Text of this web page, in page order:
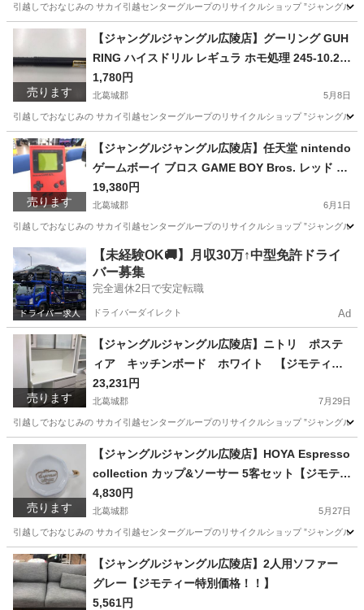
引越しでおなじみの サカイ引越センターグループのリサイクルショップ ”ジャングル
奈良 北葛城郡 フィギュア
売ります
【ジャングルジャングル広陵店】グーリング GUH
RING ハイスドリル レギュラ ホモ処理 245-10.2 1
0.2mm
1,780円
北葛城郡 5月8日
引越しでおなじみの サカイ引越センターグループのリサイクルショップ ”ジャングル
奈良 北葛城郡 その他 買取
売ります
【ジャングルジャングル広陵店】任天堂 nintendo
ゲームボーイ ブロス GAME BOY Bros. レッド D
MG-01【ジモティー特別価格！！】
19,380円
北葛城郡 6月1日
引越しでおなじみの サカイ引越センターグループのリサイクルショップ ”ジャングル
北葛城郡 ポータブルゲーム ジャングル
【未経験OK🚚】月収30万↑中型免許ドライ
バー募集
完全週休2日で安定転職
ドライバーダイレクト Ad
売ります
【ジャングルジャングル広陵店】ニトリ ポステ
ィア キッチンボード ホワイト 【ジモティー
特別価格！！】
23,231円
北葛城郡 7月29日
引越しでおなじみの サカイ引越センターグループのリサイクルショップ ”ジャングル
奈良 北葛城郡 収納家具 ジャングル
売ります
【ジャングルジャングル広陵店】HOYA Espresso
collection カップ&ソーサー 5客セット【ジモティ
ー特別価格！！】
4,830円
北葛城郡 5月27日
引越しでおなじみの サカイ引越センターグループのリサイクルショップ ”ジャングル
奈良 北葛城郡 食器
【ジャングルジャングル広陵店】2人用ソファー
グレー【ジモティー特別価格！！】
5,561円